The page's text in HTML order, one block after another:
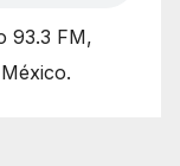
93.3 FM,